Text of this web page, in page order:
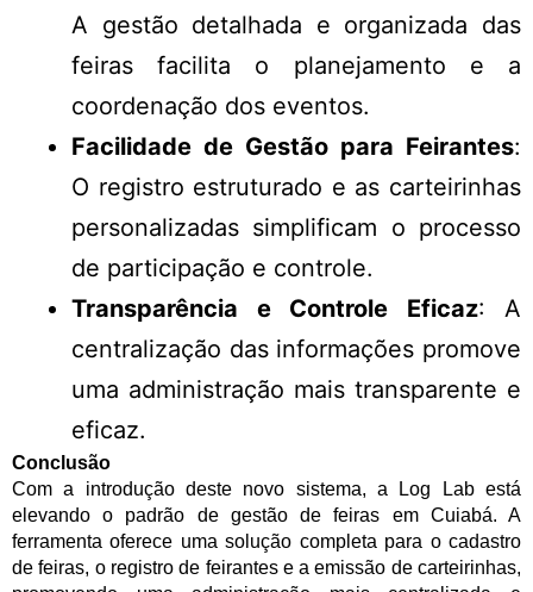
A gestão detalhada e organizada das
feiras facilita o planejamento e a
coordenação dos eventos.
Facilidade de Gestão para Feirantes:
O registro estruturado e as carteirinhas
personalizadas simplificam o processo
de participação e controle.
Transparência e Controle Eficaz: A
centralização das informações promove
uma administração mais transparente e
eficaz.
Conclusão
Com a introdução deste novo sistema, a Log Lab está
elevando o padrão de gestão de feiras em Cuiabá. A
ferramenta oferece uma solução completa para o cadastro
de feiras, o registro de feirantes e a emissão de carteirinhas,